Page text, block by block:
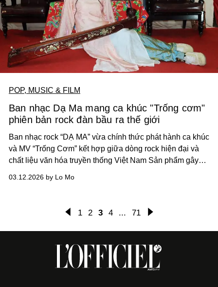
POP, MUSIC & FILM
Ban nhạc Dạ Ma mang ca khúc "Trống cơm"
phiên bản rock đàn bầu ra thế giới
Ban nhạc rock “DẠ MA” vừa chính thức phát hành ca khúc
và MV “Trống Cơm” kết hợp giữa dòng rock hiện đại và
chất liệu văn hóa truyền thống Việt Nam Sản phẩm gây
nghệ sĩ trẻ trong nước ở cả hai lĩnh vực âm nhạc và mỹ
03.12.2026 by Lo Mo
1 2 3 4 ... 71